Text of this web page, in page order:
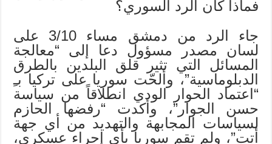
فماذا كان الرد السوري؟
جاء الرد من دمشق مساء 3/10 على
لسان مصدر مسؤول دعا إلى “معالجة
المسائل التي تثير قلق البلدين بالطرق
الدبلوماسية”، وألحّت سوريا على تركيا بـِ
“اعتماد الحوار الودي انطلاقاً من سياسة
حسن الجوار”، وأكدت “رفضها الحازم
لسياسات المجابهة والتهديد من أي جهة
أتت”، ولم تقم سوريا بأي إجراء عسكري،